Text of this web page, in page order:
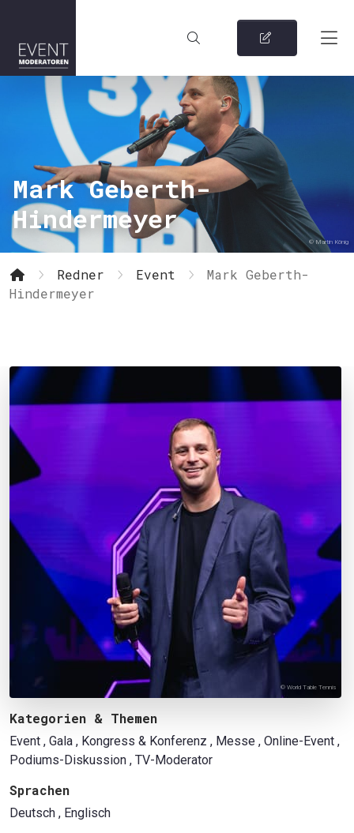
© Martin König
Mark Geberth-
Hindermeyer
Redner Event
Mark Geberth-
Hindermeyer
© World Table Tennis
Kategorien & Themen
Event , Gala , Kongress & Konferenz , Messe , Online-Event ,
Podiums-Diskussion , TV-Moderator
Sprachen
Deutsch , Englisch